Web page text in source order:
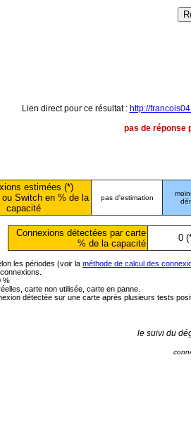
Lien direct pour ce résultat : http://
pas de réponse
estimées (*)
Switch en % de la
capacité
pas d'estimation
Connexions détectées par carte
% de la capacité
0
les périodes (voir la méthode de calcul des
%
carte non utilisée, carte en panne.
détectée sur une carte après plusieurs tests
le suivi du